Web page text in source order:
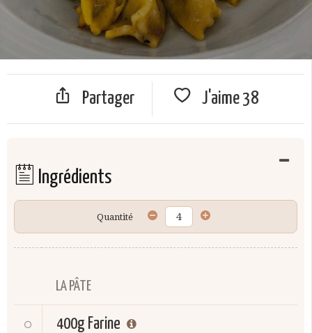
Partager J'aime38
Ingrédients
Quantité
LA PÂTE
400g Farine